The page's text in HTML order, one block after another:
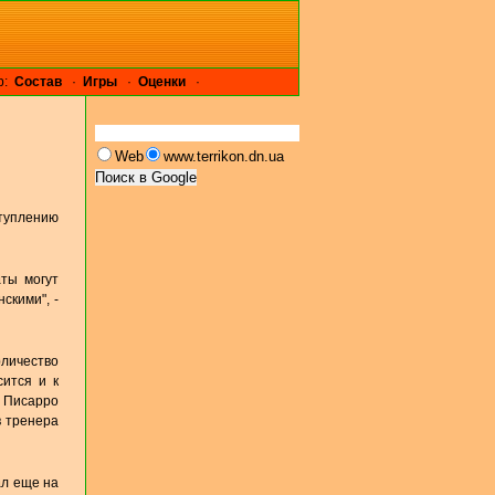
Cостав · Игры · Оценки ·
могут
-
и к
Писарро
тренера
еще на
Web www.terrikon.dn.ua